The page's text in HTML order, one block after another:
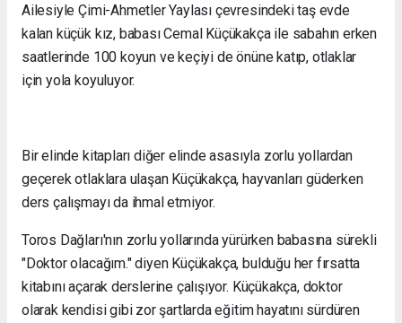
Ailesiyle Çimi-Ahmetler Yaylası çevresindeki taş evde
kalan küçük kız, babası Cemal Küçükakça ile sabahın erken
saatlerinde 100 koyun ve keçiyi de önüne katıp, otlaklar
için yola koyuluyor.
Bir elinde kitapları diğer elinde asasıyla zorlu yollardan
geçerek otlaklara ulaşan Küçükakça, hayvanları güderken
ders çalışmayı da ihmal etmiyor.
Toros Dağları'nın zorlu yollarında yürürken babasına sürekli
"Doktor olacağım." diyen Küçükakça, bulduğu her fırsatta
kitabını açarak derslerine çalışıyor. Küçükakça, doktor
olarak kendisi gibi zor şartlarda eğitim hayatını sürdüren